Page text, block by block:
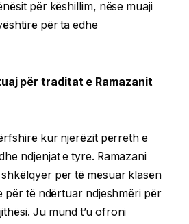
për këshillim, nëse muaji
për ta edhe
për traditat e Ramazanit
kur njerëzit përreth e
ndjenjat e tyre. Ramazani
për të mësuar klasën
për të ndërtuar ndjeshmëri për
Ju mund t’u ofroni